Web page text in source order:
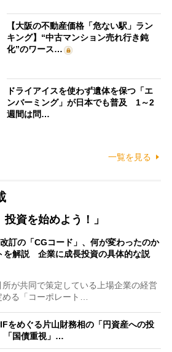
【大阪の不動産価格「危ない駅」ラン
キング】“中古マンション売れ行き鈍
化”のワース…
ドライアイスを使わず遺体を保つ「エ
ンバーミング」が日本でも普及 1～2
週間は問…
一覧を見る
資を始めよう！」
訂の「CGコード」、何が変わったのか
を解説 企業に成長投資の具体的な説
が共同で策定している上場企業の経営
める「コーポレート…
をめぐる片山財務相の「円資産への投
「国債重視」…